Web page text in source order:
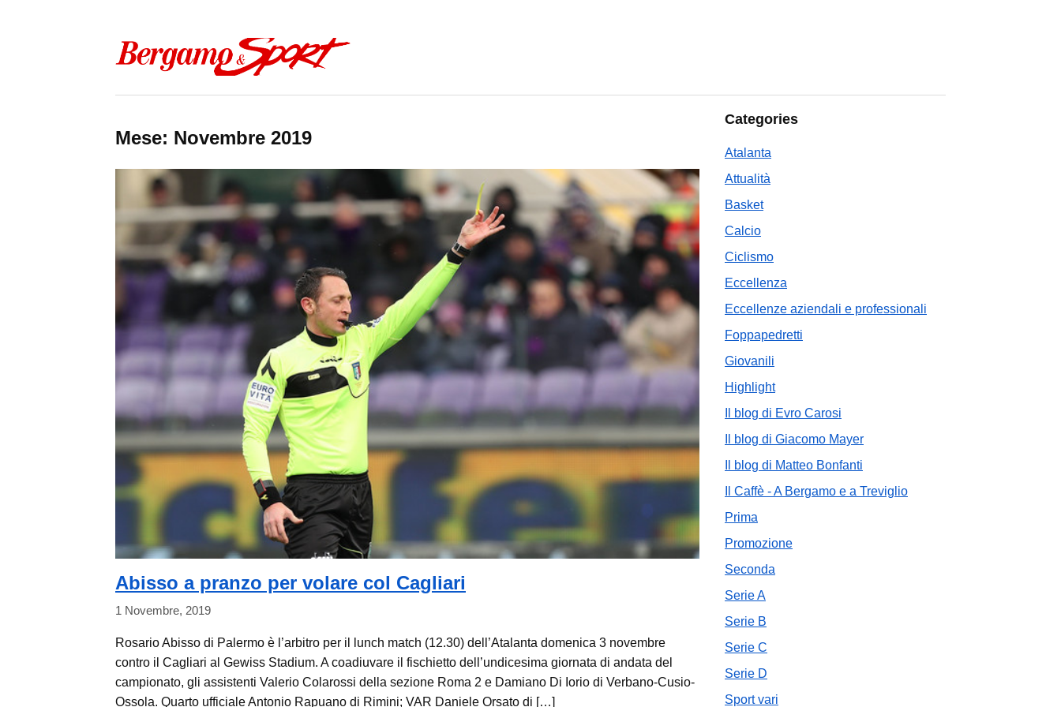
Mese: Novembre 2019
Abisso a pranzo per volare col Cagliari
1 Novembre, 2019
Rosario Abisso di Palermo è l’arbitro per il lunch match (12.30) dell’Atalanta domenica 3 novembre
contro il Cagliari al Gewiss Stadium. A coadiuvare il fischietto dell’undicesima giornata di andata del
campionato, gli assistenti Valerio Colarossi della sezione Roma 2 e Damiano Di Iorio di Verbano-Cusio-
Ossola. Quarto ufficiale Antonio Rapuano di Rimini; VAR Daniele Orsato di […]
Categories
Atalanta
Attualità
Basket
Calcio
Ciclismo
Eccellenza
Eccellenze aziendali e professionali
Foppapedretti
Giovanili
Highlight
Il blog di Evro Carosi
Il blog di Giacomo Mayer
Il blog di Matteo Bonfanti
Il Caffè - A Bergamo e a Treviglio
Prima
Promozione
Seconda
Serie A
Serie B
Serie C
Serie D
Sport vari